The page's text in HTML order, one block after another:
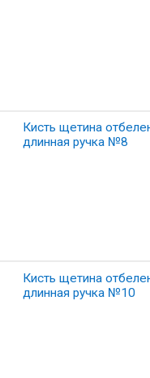
Кисть щетина
длинная ручка №8
Кисть щетина
длинная ручка №10